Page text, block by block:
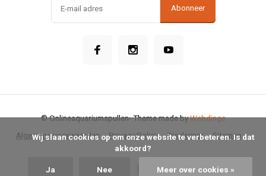
Abonneer
Algemene voorwaarden Privacy Policy Disclaimer Sitemap
© Onlineaquariumspullen- Theme made byWebdinge
            Wij slaan cookies op om onze website te verbeteren. Is dat
akkoord?
Ja Nee Meer over cookies »